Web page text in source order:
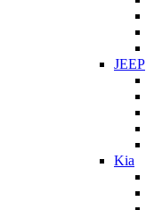
JEEP
Kia